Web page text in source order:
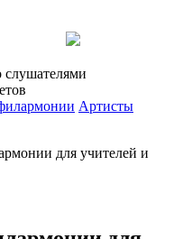
слушателями
Артисты
для учителей и